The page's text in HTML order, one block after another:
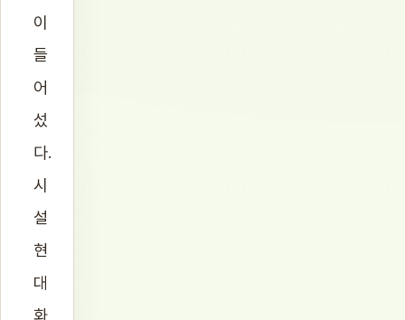
이
들
어
섰
다.
시
설
현
대
화